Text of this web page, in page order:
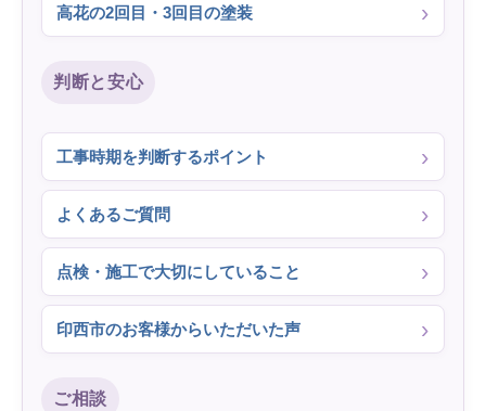
高花の2回目・3回目の塗装
判断と安心
工事時期を判断するポイント
よくあるご質問
点検・施工で大切にしていること
印西市のお客様からいただいた声
ご相談